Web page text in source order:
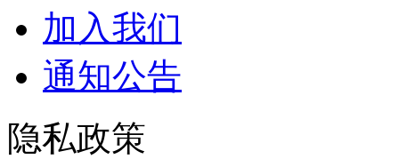
加入我们
通知公告
隐私政策